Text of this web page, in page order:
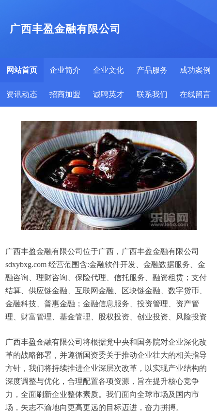
广西丰盈金融有限公司
网站首页 企业简介 企业文化 产品服务 成功案例
资讯动态 招商加盟 诚聘英才 联系我们 在线留言
广西丰盈金融有限公司位于广西，广西丰盈金融有限公司
sdxybxg.com 经营范围含:金融软件开发、金融数据服务、金
融咨询、理财咨询、保险代理、信托服务、融资租赁；支付
结算、供应链金融、互联网金融、区块链金融、数字货币、
金融科技、普惠金融；金融信息服务、投资管理、资产管
理、财富管理、基金管理、股权投资、创业投资、风险投资
广西丰盈金融有限公司将根据党中央和国务院对企业深化改
革的战略部署，并遵循国资委关于推动企业壮大的相关指导
方针，我们将持续推进企业深层次改革，以实现产业结构的
深度调整与优化，合理配置各项资源，旨在提升核心竞争
力，全面刷新企业整体素质。我们面向全球市场及国内市
场，矢志不渝地向更高更远的目标迈进，奋力拼搏。